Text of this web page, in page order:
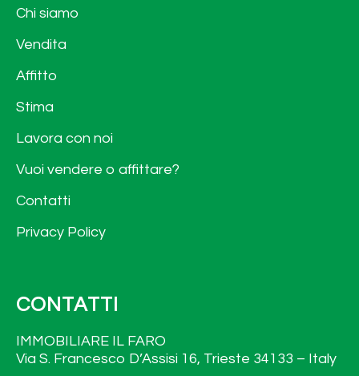
Chi siamo
Vendita
Affitto
Stima
Lavora con noi
Vuoi vendere o affittare?
Contatti
Privacy Policy
CONTATTI
IMMOBILIARE IL FARO
Via S. Francesco D’Assisi 16, Trieste 34133 – Italy